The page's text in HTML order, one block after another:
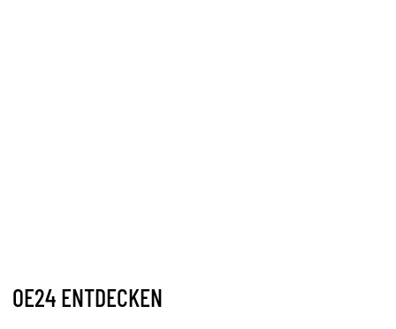
OE24 ENTDECKEN